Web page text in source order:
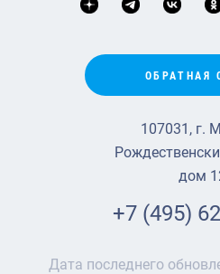
ОБРАТНАЯ
107031, г.
дом
+7 (495)
Дата последнего